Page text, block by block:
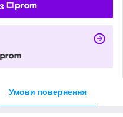
Умови повернення